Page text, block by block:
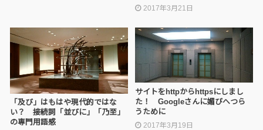
2017年3月21日
「及び」はもはや現代的ではな
い？ 接続詞「並びに」「乃至」
の専門用語感
サイトをhttpからhttpsにしまし
た！ Googleさんに媚びへつら
うために
2017年3月19日